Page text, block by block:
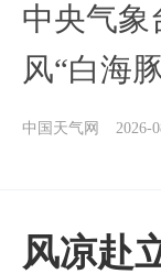
中央气象
风“白海
中国天气网 2026-
风凉赴